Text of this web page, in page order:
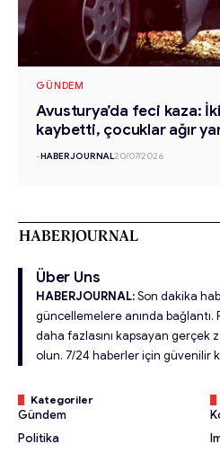
GÜNDEM
Avusturya’da feci kaza:
kaybetti, çocuklar ağır
-HABERJOURNAL20/07/2026
Über Uns
HABERJOURNAL:Son dakika
güncellemelere anında
daha fazlasını kapsayan gerçek
olun. 7/24 haberler için güvenilir
Kategoriler
Gündem
Politika